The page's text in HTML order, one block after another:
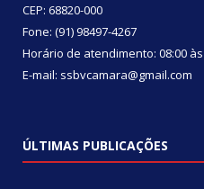
CEP: 68820-000
Fone: (91) 98497-4267
Horário de atendimento: 08:00 às
E-mail: ssbvcamara@gmail.com
ÚLTIMAS PUBLICAÇÕES